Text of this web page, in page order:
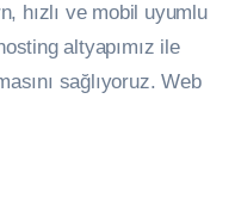
hızlı ve mobil uyumlu
altyapımız ile
sağlıyoruz. Web